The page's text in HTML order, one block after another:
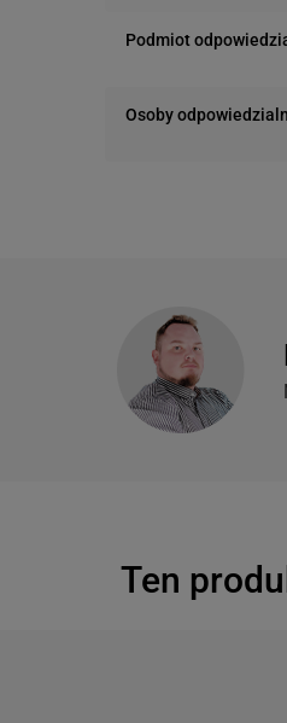
Podmiot
Osoby
Ten